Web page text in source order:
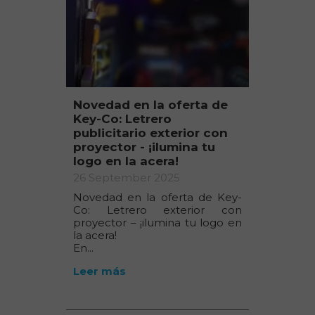
Novedad en la oferta de
Key-Co: Letrero
publicitario exterior con
proyector - ¡ilumina tu
logo en la acera!
26 September 2025
Novedad en la oferta de Key-
Co: Letrero exterior con
proyector – ¡ilumina tu logo en
la acera!
En...
Leer más